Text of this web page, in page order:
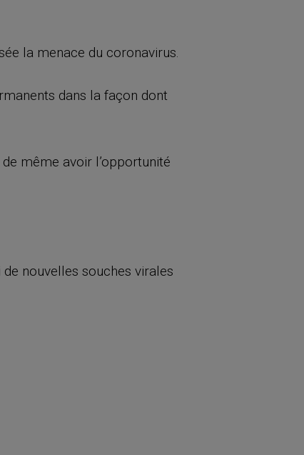
la menace du coronavirus.
dans la façon dont
même avoir l’opportunité
nouvelles souches virales